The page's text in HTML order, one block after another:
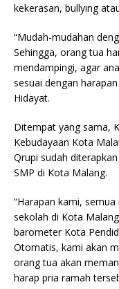
kekerasan, bullying
“Mudah-mudahan
Sehingga, orang tua
mendampingi, agar
sesuai dengan
Hidayat.
Ditempat yang sama,
Kebudayaan Kota
Qrupi sudah
SMP di Kota Malang.
“Harapan kami,
sekolah di Kota
barometer Kota
Otomatis, kami akan
orang tua akan
harap pria ramah